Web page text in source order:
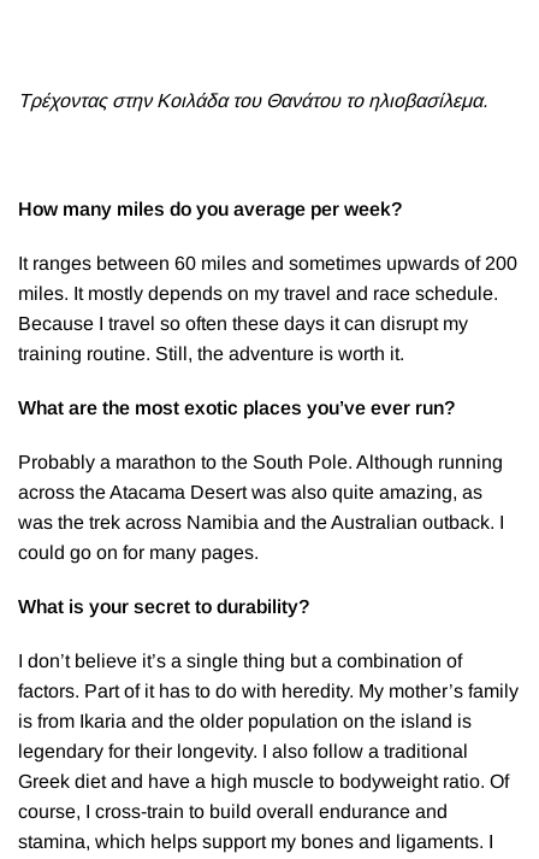
Τρέχοντας στην Κοιλάδα του Θανάτου το ηλιοβασίλεμα.
How many miles do you average per week?
It ranges between 60 miles and sometimes upwards of 200
miles. It mostly depends on my travel and race schedule.
Because I travel so often these days it can disrupt my
training routine. Still, the adventure is worth it.
What are the most exotic places you’ve ever run?
Probably a marathon to the South Pole. Although running
across the Atacama Desert was also quite amazing, as
was the trek across Namibia and the Australian outback. I
could go on for many pages.
What is your secret to durability?
I don’t believe it’s a single thing but a combination of
factors. Part of it has to do with heredity. My mother’s family
is from Ikaria and the older population on the island is
legendary for their longevity. I also follow a traditional
Greek diet and have a high muscle to bodyweight ratio. Of
course, I cross-train to build overall endurance and
stamina, which helps support my bones and ligaments. I